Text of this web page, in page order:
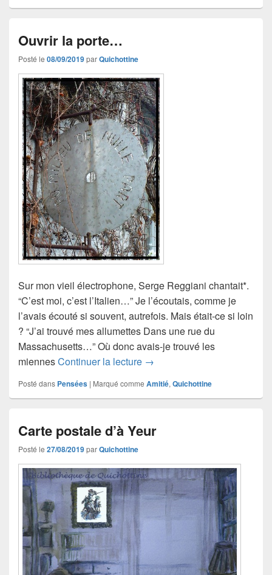
Ouvrir la porte…
Posté le 08/09/2019parQuichottine
Sur mon vieil électrophone, Serge Reggiani chantait*.
“C’est moi, c’est l’Italien…” Je l’écoutais, comme je
l’avais écouté si souvent, autrefois. Mais était-ce si loin
? “J’ai trouvé mes allumettes Dans une rue du
Massachusetts…” Où donc avais-je trouvé les
miennesContinuer la lecture Ouvrir la porte…
→
Posté dans Pensées | Marqué comme Amitié, Quichottine
Carte postale d’à Yeur
Posté le 27/08/2019parQuichottine